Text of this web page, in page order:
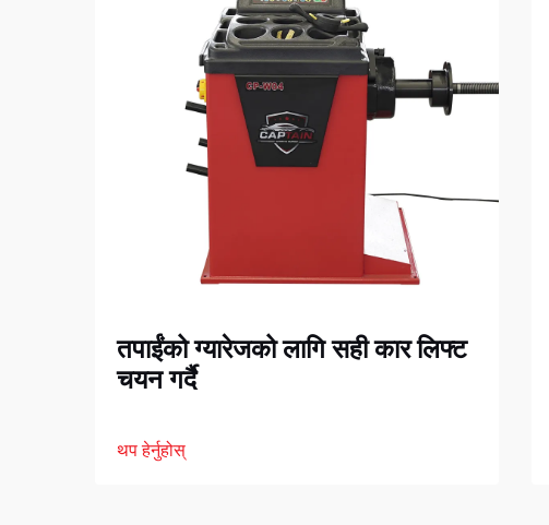
तपाईंको ग्यारेजको लागि सही कार लिफ्ट
चयन गर्दै
थप हेर्नुहोस्